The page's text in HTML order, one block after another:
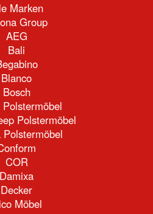
Marken
Group
AEG
Bali
Blanco
Bosch
Polstermöbel
Polstermöbel
COR
Damixa
Decker
Möbel